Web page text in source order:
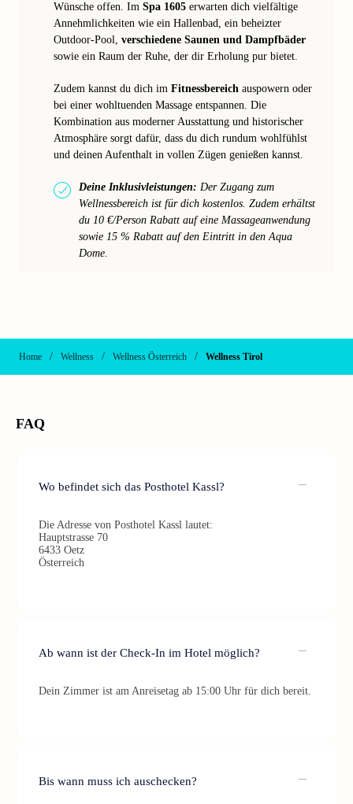
Wünsche offen. Im Spa 1605 erwarten dich vielfältige
Annehmlichkeiten wie ein Hallenbad, ein beheizter
Outdoor-Pool, verschiedene Saunen und Dampfbäder
sowie ein Raum der Ruhe, der dir Erholung pur bietet.
Zudem kannst du dich im Fitnessbereich auspowern oder
bei einer wohltuenden Massage entspannen. Die
Kombination aus moderner Ausstattung und historischer
Atmosphäre sorgt dafür, dass du dich rundum wohlfühlst
und deinen Aufenthalt in vollen Zügen genießen kannst.
Deine Inklusivleistungen: Der Zugang zum
Wellnessbereich ist für dich kostenlos. Zudem erhältst
du 10 €/Person Rabatt auf eine Massageanwendung
sowie 15 % Rabatt auf den Eintritt in den Aqua
Dome.
Home / Wellness / Wellness Österreich / Wellness Tirol
FAQ
Wo befindet sich das Posthotel Kassl?
Die Adresse von Posthotel Kassl lautet:
Hauptstrasse 70
6433 Oetz
Österreich
Ab wann ist der Check-In im Hotel möglich?
Dein Zimmer ist am Anreisetag ab 15:00 Uhr für dich bereit.
Bis wann muss ich auschecken?